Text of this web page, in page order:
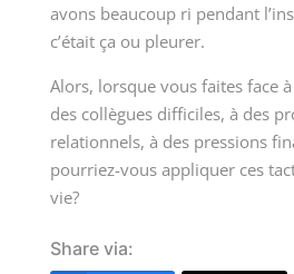
avons beaucoup ri pendant
c’était ça ou pleurer.
Alors, lorsque vous faites face
des collègues difficiles, à des
relationnels, à des pressions
pourriez-vous appliquer ces
vie?
Share via: